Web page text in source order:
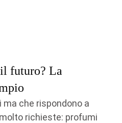
futuro? La
che rispondono a
richieste: profumi